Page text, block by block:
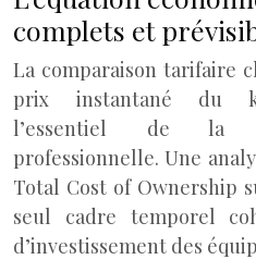
complets et
La comparaison tarifaire
prix instantané du
l’essentiel de la
professionnelle. Une
Total Cost of Ownership
seul cadre temporel
d’investissement des